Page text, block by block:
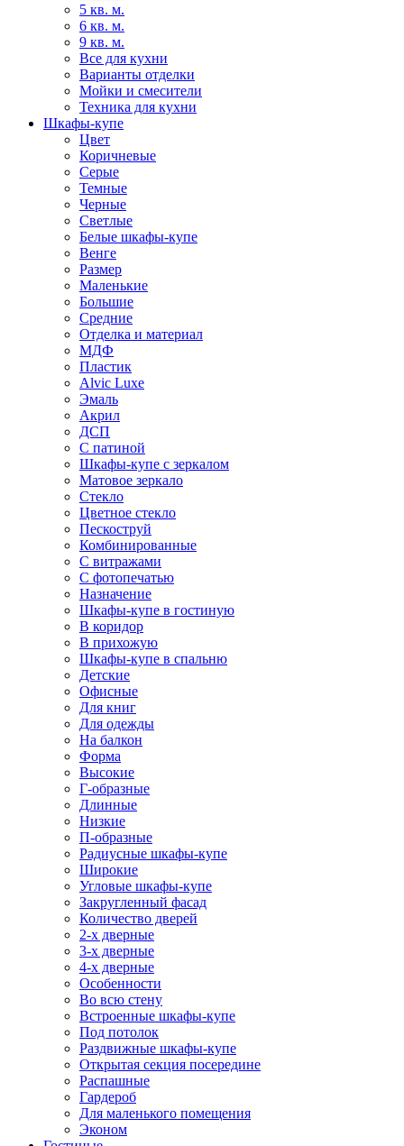
5 кв. м.
6 кв. м.
9 кв. м.
Все для кухни
Варианты отделки
Мойки и смесители
Техника для кухни
Шкафы-купе
Цвет
Коричневые
Серые
Темные
Черные
Светлые
Белые шкафы-купе
Венге
Размер
Маленькие
Большие
Средние
Отделка и материал
МДФ
Пластик
Alvic Luxe
Эмаль
Акрил
ДСП
С патиной
Шкафы-купе с зеркалом
Матовое зеркало
Стекло
Цветное стекло
Пескоструй
Комбинированные
С витражами
С фотопечатью
Назначение
Шкафы-купе в гостиную
В коридор
В прихожую
Шкафы-купе в спальню
Детские
Офисные
Для книг
Для одежды
На балкон
Форма
Высокие
Г-образные
Длинные
Низкие
П-образные
Радиусные шкафы-купе
Широкие
Угловые шкафы-купе
Закругленный фасад
Количество дверей
2-х дверные
3-х дверные
4-х дверные
Особенности
Во всю стену
Встроенные шкафы-купе
Под потолок
Раздвижные шкафы-купе
Открытая секция посередине
Распашные
Гардероб
Для маленького помещения
Эконом